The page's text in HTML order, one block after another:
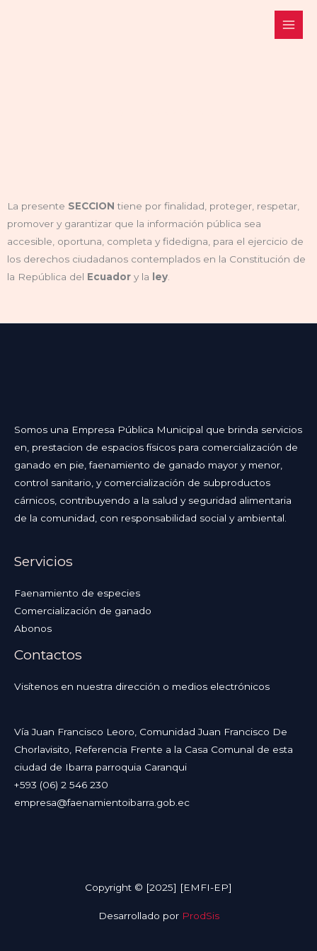
La presente SECCIONtiene por finalidad, proteger, respetar,
promover y garantizar que la información pública sea
accesible, oportuna, completa y fidedigna, para el ejercicio de
los derechos ciudadanos contemplados en la Constitución de
la República del Ecuador y la ley
Somos una Empresa Pública Municipal que brinda servicios
en, prestacion de espacios físicos para comercialización de
ganado en pie, faenamiento de ganado mayor y menor,
control sanitario, y comercialización de subproductos
cárnicos, contribuyendo a la salud y seguridad alimentaria
de la comunidad, con responsabilidad social y ambiental.
Servicios
Faenamiento de especies
Comercialización de ganado
Abonos
Contactos
Visítenos en nuestra dirección o medios electrónicos
Vía Juan Francisco Leoro, Comunidad Juan Francisco De
Chorlavisito, Referencia Frente a la Casa Comunal de esta
ciudad de Ibarra parroquia Caranqui
+593 (06) 2 546 230
empresa@faenamientoibarra.gob.ec
Copyright © [2025] [EMFI-EP]
Desarrollado por ProdSis